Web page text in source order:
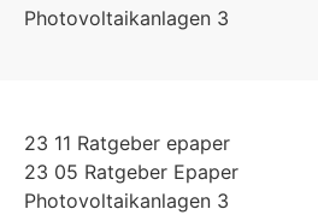
Photovoltaikanlagen 3
23 11 Ratgeber epaper
23 05 Ratgeber Epaper
Photovoltaikanlagen 3